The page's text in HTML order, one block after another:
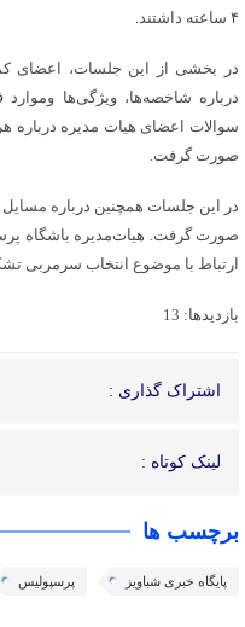
۴ ساعته داشتند.
در بخشی از این جلسات، اعضای
درباره شاخصه‌ها، ویژگی‌ها
سوالات اعضای هیات مدیره درباره
صورت گرفت.
در این جلسات همچنین درباره
صورت گرفت. هیات‌مدیره باشگاه
ارتباط با موضوع انتخاب سرمربی
بازدیدها: 13
اشتراک گذاری :
لینک کوتاه :
برچسب ها
پایگاه خبری شباویز پرسپولیس